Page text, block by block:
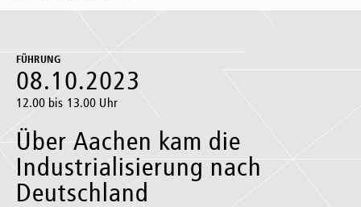
FÜHRUNG
08.10.2023
12.00 bis 13.00 Uhr
Über Aachen kam die
Industrialisierung nach
Deutschland